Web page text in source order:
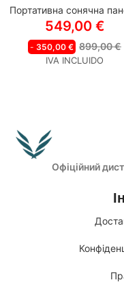
Портативна сонячна
549,00 €
- 350,00 € 899,00€
IVA INCLUIDO
Офіційний